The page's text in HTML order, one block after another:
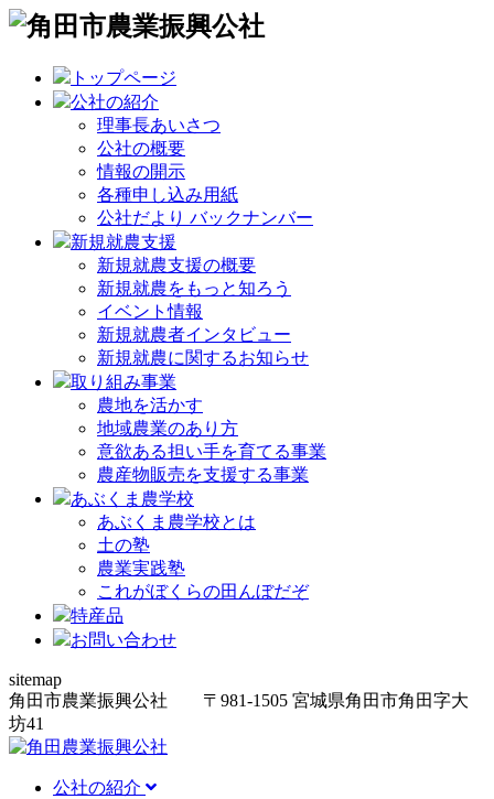
トップページ
公社の紹介
理事長あいさつ
公社の概要
情報の開示
各種申し込み用紙
公社だより バックナンバー
新規就農支援
新規就農支援の概要
新規就農をもっと知ろう
イベント情報
新規就農者インタビュー
新規就農に関するお知らせ
取り組み事業
農地を活かす
地域農業のあり方
意欲ある担い手を育てる事業
農産物販売を支援する事業
あぶくま農学校
あぶくま農学校とは
土の塾
農業実践塾
これがぼくらの田んぼだぞ
特産品
お問い合わせ
sitemap
角田市農業振興公社 〒981-1505 宮城県角田市角田字大
坊41
公社の紹介